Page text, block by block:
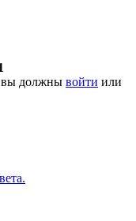
вы должны войти или